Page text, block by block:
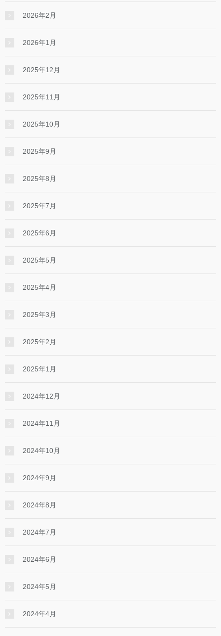
2026年2月
2026年1月
2025年12月
2025年11月
2025年10月
2025年9月
2025年8月
2025年7月
2025年6月
2025年5月
2025年4月
2025年3月
2025年2月
2025年1月
2024年12月
2024年11月
2024年10月
2024年9月
2024年8月
2024年7月
2024年6月
2024年5月
2024年4月